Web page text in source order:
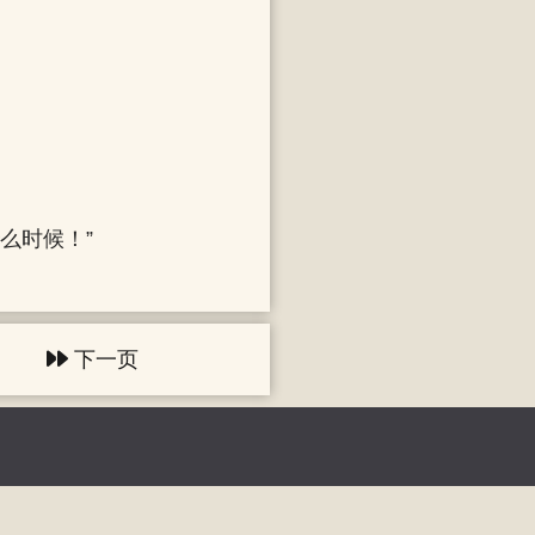
时候！”
下一页